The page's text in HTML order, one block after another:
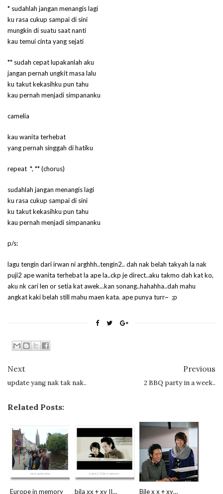
* sudahlah jangan menangis lagi
ku rasa cukup sampai di sini
mungkin di suatu saat nanti
kau temui cinta yang sejati
** sudah cepat lupakanlah aku
jangan pernah ungkit masa lalu
ku takut kekasihku pun tahu
kau pernah menjadi simpananku
camelia
kau wanita terhebat
yang pernah singgah di hatiku
repeat *, ** (chorus)
sudahlah jangan menangis lagi
ku rasa cukup sampai di sini
ku takut kekasihku pun tahu
kau pernah menjadi simpananku
p/s:
lagu tengin dari irwan ni arghhh..tengin2.. dah nak belah takyah la nak
puji2 ape wanita terhebat la ape la..ckp je direct..aku takmo dah kat ko,
aku nk cari len or setia kat awek...kan sonang..hahahha..dah mahu
angkat kaki belah still mahu maen kata. ape punya turr~ ;p
Next
update yang nak tak nak..
Previous
2 BBQ party in a week..
Related Posts:
Europe in memory
bila xx + xy II… Bile x x + xy…